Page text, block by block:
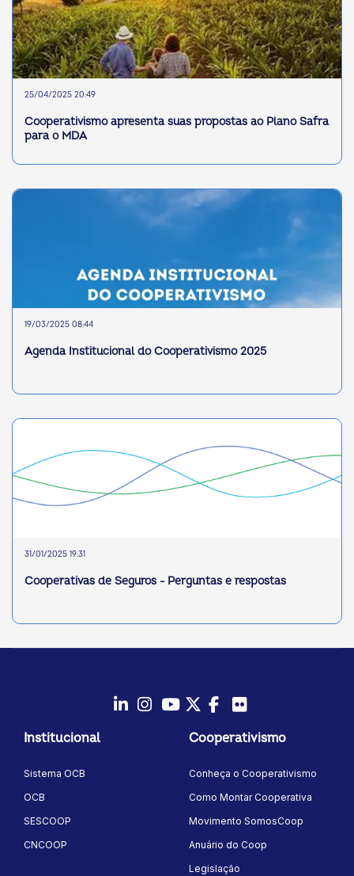
25/04/2025 20:49
Cooperativismo apresenta suas propostas ao Plano Safra
para o MDA
19/03/2025 08:44
Agenda Institucional do Cooperativismo 2025
31/01/2025 19:31
Cooperativas de Seguros - Perguntas e respostas
Institucional
Sistema OCB
OCB
SESCOOP
CNCOOP
Cooperativismo
Conheça o Cooperativismo
Como Montar Cooperativa
Movimento SomosCoop
Anuário do Coop
Legislação